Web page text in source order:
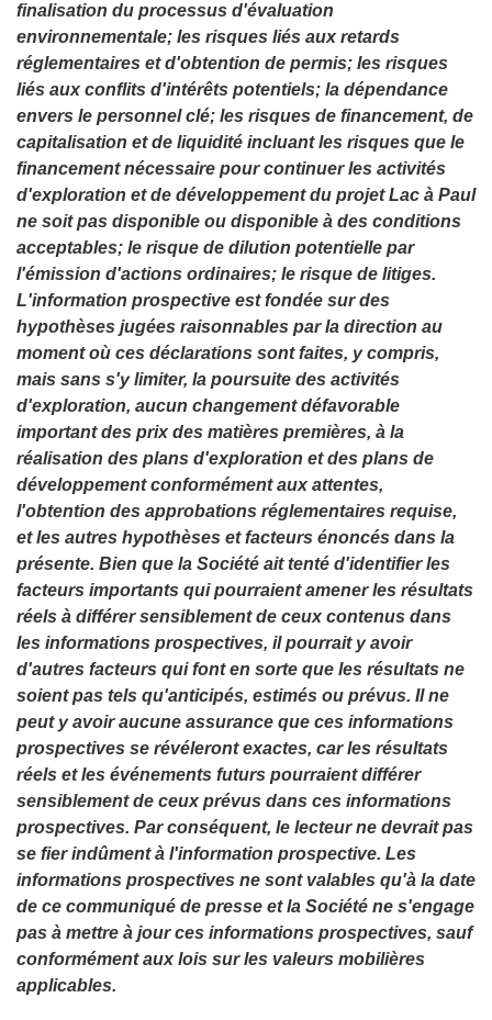
finalisation du processus d'évaluation
environnementale; les risques liés aux retards
réglementaires et d'obtention de permis; les risques
liés aux conflits d'intérêts potentiels; la dépendance
envers le personnel clé; les risques de financement, de
capitalisation et de liquidité incluant les risques que le
financement nécessaire pour continuer les activités
d'exploration et de développement du projet Lac à Paul
ne soit pas disponible ou disponible à des conditions
acceptables; le risque de dilution potentielle par
l'émission d'actions ordinaires; le risque de litiges.
L'information prospective est fondée sur des
hypothèses jugées raisonnables par la direction au
moment où ces déclarations sont faites, y compris,
mais sans s'y limiter, la poursuite des activités
d'exploration, aucun changement défavorable
important des prix des matières premières, à la
réalisation des plans d'exploration et des plans de
développement conformément aux attentes,
l'obtention des approbations réglementaires requise,
et les autres hypothèses et facteurs énoncés dans la
présente. Bien que la Société ait tenté d'identifier les
facteurs importants qui pourraient amener les résultats
réels à différer sensiblement de ceux contenus dans
les informations prospectives, il pourrait y avoir
d'autres facteurs qui font en sorte que les résultats ne
soient pas tels qu'anticipés, estimés ou prévus. Il ne
peut y avoir aucune assurance que ces informations
prospectives se révéleront exactes, car les résultats
réels et les événements futurs pourraient différer
sensiblement de ceux prévus dans ces informations
prospectives. Par conséquent, le lecteur ne devrait pas
se fier indûment à l'information prospective. Les
informations prospectives ne sont valables qu'à la date
de ce communiqué de presse et la Société ne s'engage
pas à mettre à jour ces informations prospectives, sauf
conformément aux lois sur les valeurs mobilières
applicables.